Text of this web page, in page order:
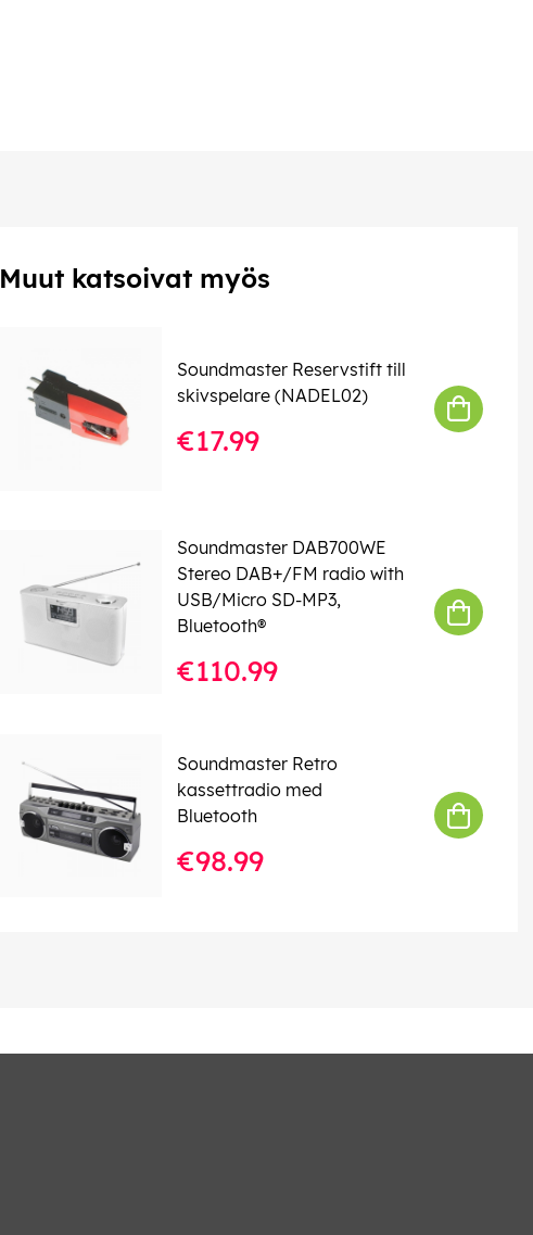
Muut katsoivat myös
Soundmaster Reservstift till
skivspelare (NADEL02)
€17.99
Soundmaster DAB700WE
Stereo DAB+/FM radio with
USB/Micro SD-MP3,
Bluetooth®
€110.99
Soundmaster Retro
kassettradio med
Bluetooth
€98.99